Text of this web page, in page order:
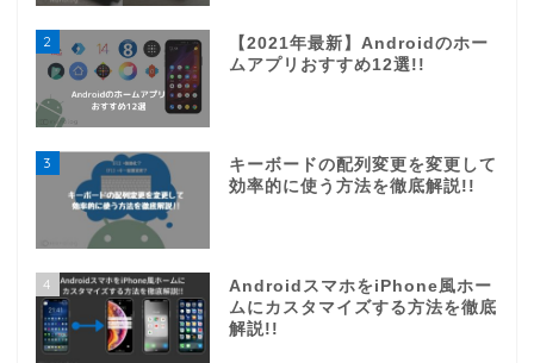
2
【2021年最新】Androidのホー
ムアプリおすすめ12選!!
3
キーボードの配列変更を変更して
効率的に使う方法を徹底解説!!
4
AndroidスマホをiPhone風ホー
ムにカスタマイズする方法を徹底
解説!!